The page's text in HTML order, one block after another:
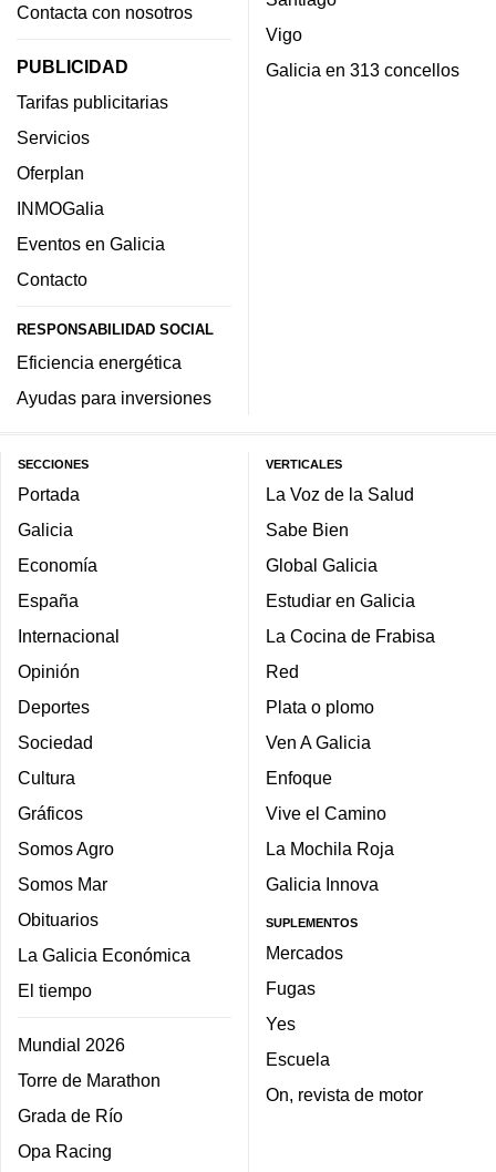
Contacta con nosotros
PUBLICIDAD
Tarifas publicitarias
Servicios
Oferplan
INMOGalia
Eventos en Galicia
Contacto
RESPONSABILIDAD SOCIAL
Eficiencia energética
Ayudas para inversiones
Vigo
Galicia en 313 concellos
SECCIONES
Portada
Galicia
Economía
España
Internacional
Opinión
Deportes
Sociedad
Cultura
Gráficos
Somos Agro
Somos Mar
Obituarios
La Galicia Económica
El tiempo
Mundial 2026
Torre de Marathon
Grada de Río
Opa Racing
VERTICALES
La Voz de la Salud
Sabe Bien
Global Galicia
Estudiar en Galicia
La Cocina de Frabisa
Red
Plata o plomo
Ven A Galicia
Enfoque
Vive el Camino
La Mochila Roja
Galicia Innova
SUPLEMENTOS
Mercados
Fugas
Yes
Escuela
On, revista de motor